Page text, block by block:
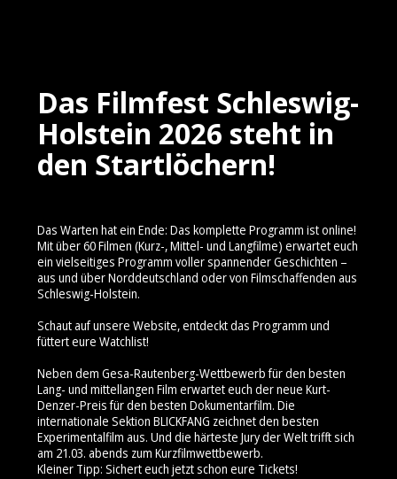
Das Filmfest Schleswig-
Holstein 2026 steht in
den Startlöchern!
Das Warten hat ein Ende: Das komplette Programm ist online!
Mit über 60 Filmen (Kurz-, Mittel- und Langfilme) erwartet euch
ein vielseitiges Programm voller spannender Geschichten –
aus und über Norddeutschland oder von Filmschaffenden aus
Schleswig-Holstein.
Schaut auf unsere Website, entdeckt das Programm und
füttert eure Watchlist!
Neben dem Gesa-Rautenberg-Wettbewerb für den besten
Lang- und mittellangen Film erwartet euch der neue Kurt-
Denzer-Preis für den besten Dokumentarfilm. Die
internationale Sektion BLICKFANG zeichnet den besten
Experimentalfilm aus. Und die härteste Jury der Welt trifft sich
am 21.03. abends zum Kurzfilmwettbewerb.
Kleiner Tipp: Sichert euch jetzt schon eure Tickets!